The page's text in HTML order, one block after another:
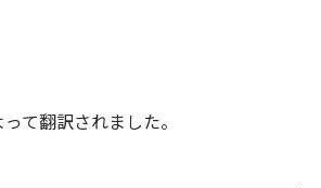
て翻訳されました。